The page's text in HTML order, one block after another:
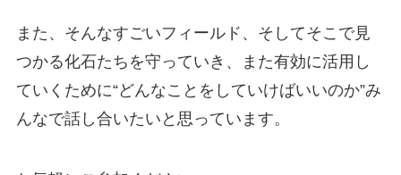
また、そんなすごいフィールド、そしてそこで見
つかる化石たちを守っていき、また有効に活用し
ていくために“どんなことをしていけばいいのか”み
んなで話し合いたいと思っています。